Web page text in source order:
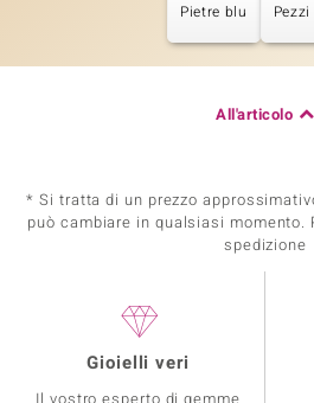
Pietre blu
All'articolo
* Si tratta di un prezzo
può cambiare in qualsiasi momento.
spedizione
Gioielli veri